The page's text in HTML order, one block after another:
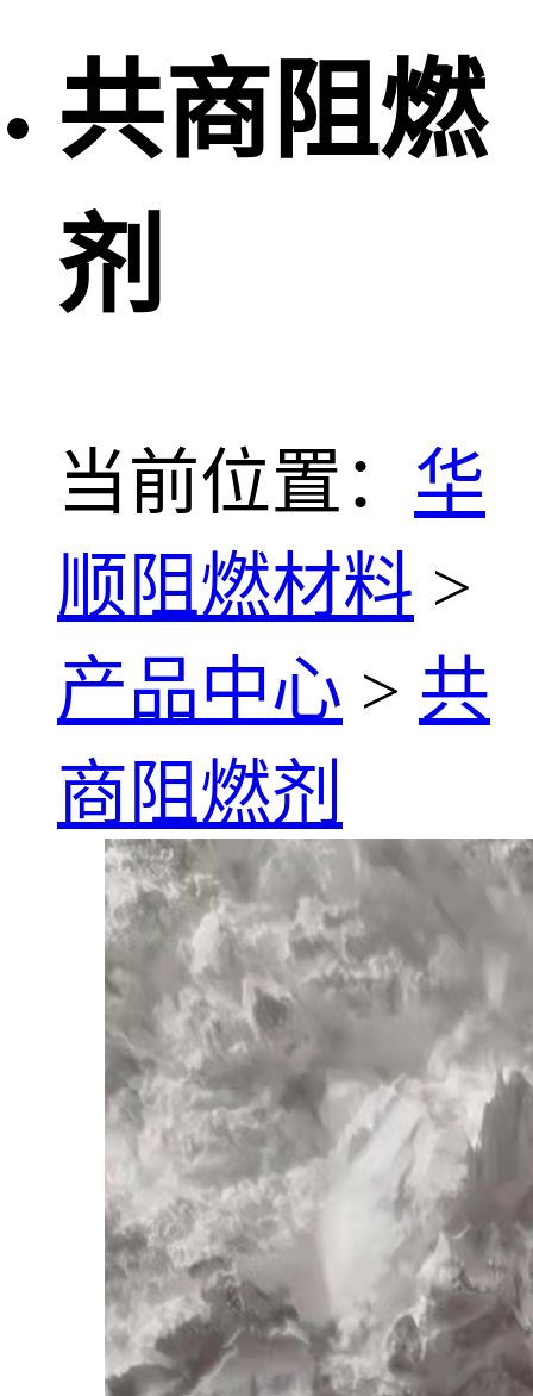
共商阻燃
剂
当前位置： 华
顺阻燃材料 >
产品中心 > 共
商阻燃剂